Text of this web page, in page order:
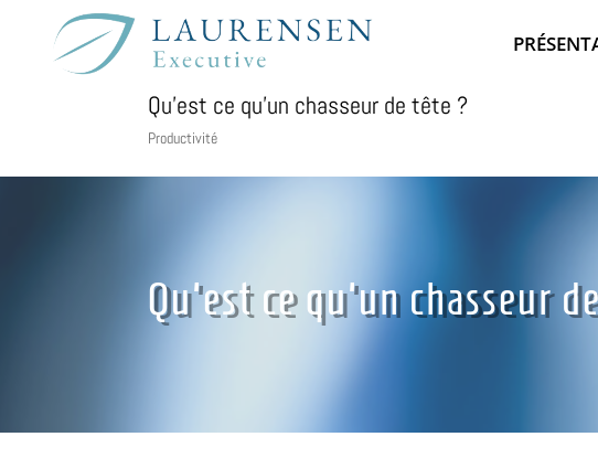
Qu’est ce qu’un chasseur de tête ?
Productivité
Qu'est ce qu'un chasseur